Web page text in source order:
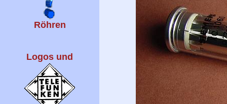
Röhren
Logos und